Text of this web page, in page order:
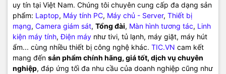
uy tín tại Việt Nam. Chúng tôi chuyên cung cấp đa dạng sản
phẩm: Laptop, Máy tính PC, Máy chủ - Server, Thiết bị
mạng, Camera giám sát, Tổng đài, Màn hình tương tác, Linh
kiện máy tính,Điện máy như tivi, tủ lạnh, máy giặt, máy hút
ẩm... cùng nhiều thiết bị công nghệ khác. TIC.VN cam kết
mang đến sản phẩm chính hãng, giá tốt, dịch vụ chuyên
nghiệp, đáp ứng tối đa nhu cầu của doanh nghiệp cũng như